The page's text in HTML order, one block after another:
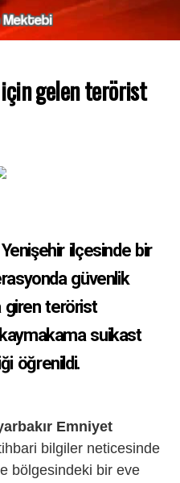
gelen terörist
Yenişehir ilçesinde bir
güvenlik
giren terörist
suikast
öğrenildi.
Emniyet
bilgiler neticesinde
bölgesindeki bir eve